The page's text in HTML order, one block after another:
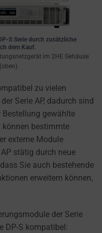
S Serie durch zusätzliche
dem Kauf.
im 2HE Gehäuse
zu vielen
Serie AP, dadurch sind
Bestellung gewählte
können bestimmte
externe Module
stätig durch neue
Sie auch bestehende
erweitern können,
der Serie
DP-S kompatibel: